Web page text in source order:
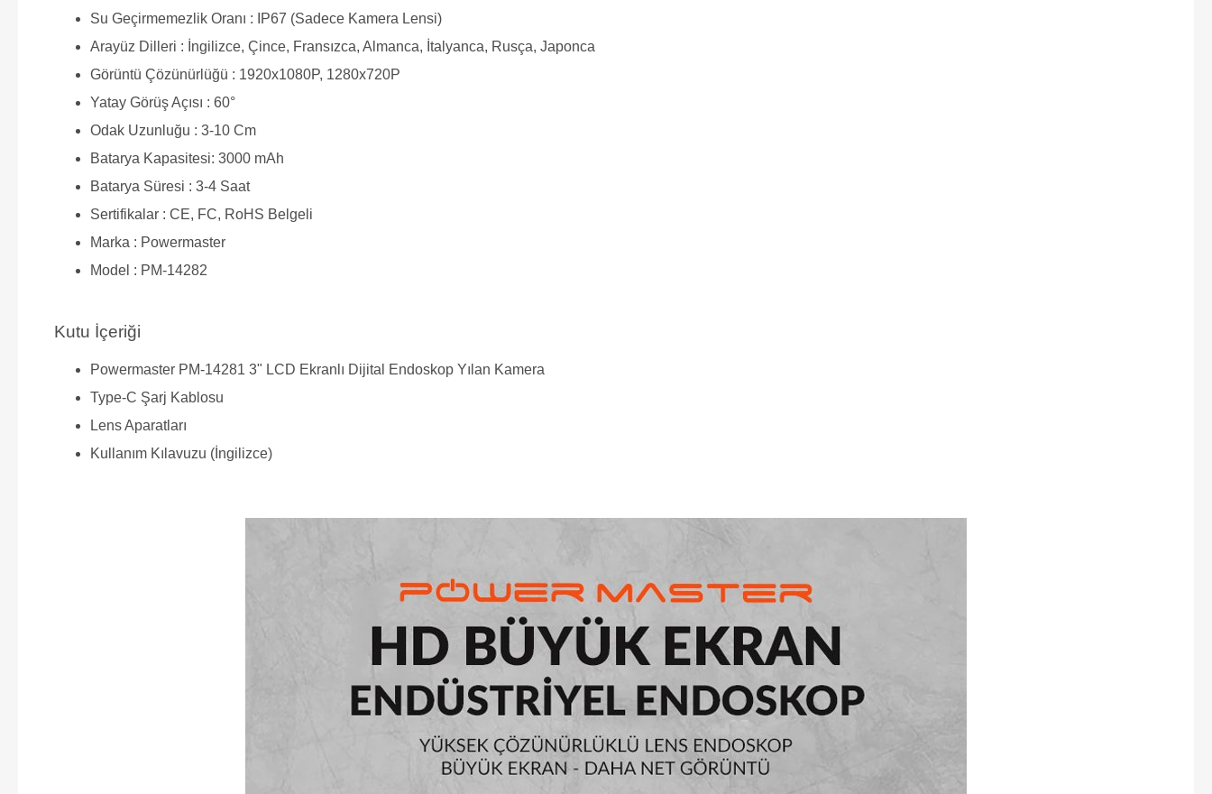
Su Geçirmemezlik Oranı : IP67 (Sadece Kamera Lensi)
Arayüz Dilleri : İngilizce, Çince, Fransızca, Almanca, İtalyanca, Rusça, Japonca
Görüntü Çözünürlüğü : 1920x1080P, 1280x720P
Yatay Görüş Açısı : 60°
Odak Uzunluğu : 3-10 Cm
Batarya Kapasitesi: 3000 mAh
Batarya Süresi : 3-4 Saat
Sertifikalar : CE, FC, RoHS Belgeli
Marka : Powermaster
Model : PM-14282
Kutu İçeriği
Powermaster PM-14281 3" LCD Ekranlı Dijital Endoskop Yılan Kamera
Type-C Şarj Kablosu
Lens Aparatları
Kullanım Kılavuzu (İngilizce)